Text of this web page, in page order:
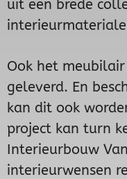
uit een brede
Ook het
geleverd. En
kan dit ook
project kan turn
Interieurbouw
interieurwensen